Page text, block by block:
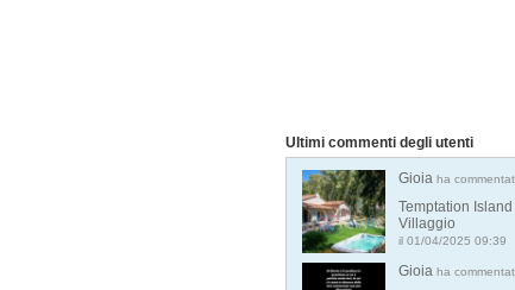
Ultimi commenti degli utenti
Gioia ha
Temptation
Villaggio
il 01/04/2025 09:39
Gioia ha